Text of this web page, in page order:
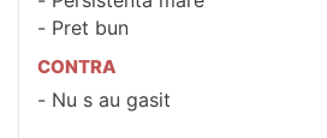
Pret bun
CONTRA
Nu s au gasit